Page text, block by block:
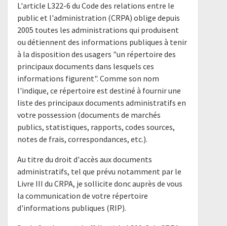
L'article L322-6 du Code des relations entre le
public et l'administration (CRPA) oblige depuis
2005 toutes les administrations qui produisent
ou détiennent des informations publiques à tenir
à la disposition des usagers "un répertoire des
principaux documents dans lesquels ces
informations figurent". Comme son nom
l'indique, ce répertoire est destiné à fournir une
liste des principaux documents administratifs en
votre possession (documents de marchés
publics, statistiques, rapports, codes sources,
notes de frais, correspondances, etc.).
Au titre du droit d'accès aux documents
administratifs, tel que prévu notamment par le
Livre III du CRPA, je sollicite donc auprès de vous
la communication de votre répertoire
d'informations publiques (RIP).